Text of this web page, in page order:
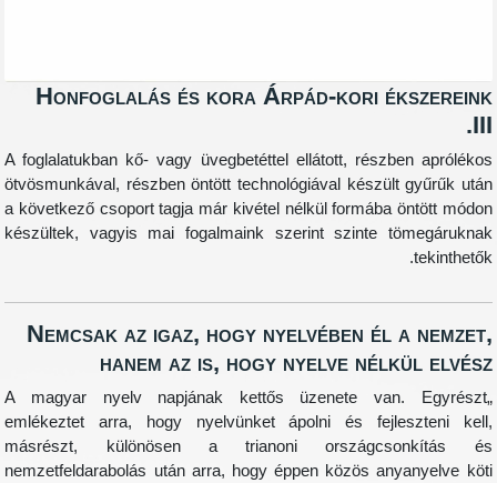
Honfoglalás és kora Árpád-kori
A foglalatukban kő- vagy üvegbetéttel ellátott,
ötvösmunkával, részben öntött technológiával készült
a következő csoport tagja már kivétel nélkül formába
készültek, vagyis mai fogalmaink szerint szinte
Nemcsak az igaz, hogy nyelvében él
hanem az is, hogy nyelve
„A magyar nyelv napjának kettős üzenete
emlékeztet arra, hogy nyelvünket ápolni és
másrészt, különösen a trianoni
nemzetfeldarabolás után arra, hogy éppen közös